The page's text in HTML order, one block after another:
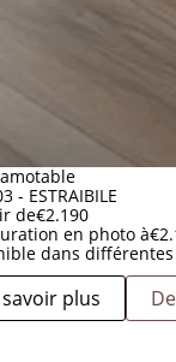
- ESTRAIBILE
de€2.190
en photo à€
dans
savoir plus